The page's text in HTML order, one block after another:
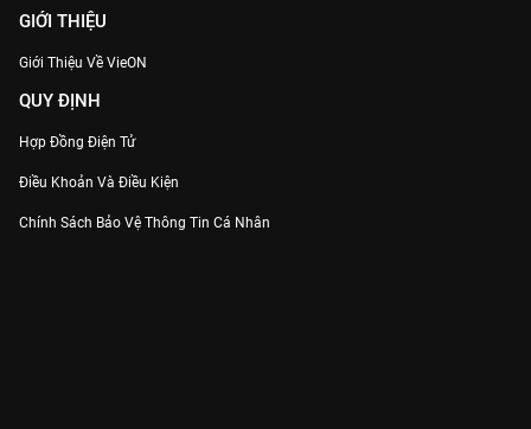
GIỚI THIỆU
Giới Thiệu Về VieON
QUY ĐỊNH
Hợp Đồng Điện Tử
Điều Khoản Và Điều Kiện
Chính Sách Bảo Vệ Thông Tin Cá Nhân